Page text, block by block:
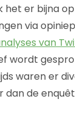
het er bijna
via
van
wordt
waren er
de